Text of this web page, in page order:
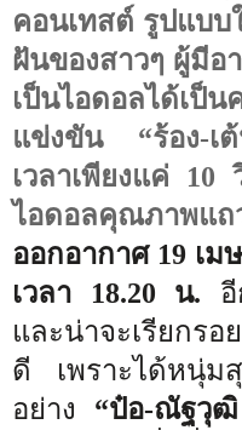
คอนเทสต์ รูปแบ
ฝันของสาวๆ ผู้มีอ
เป็นไอดอลได้เ
แข่งขัน “ร้อง-เ
เวลาเพียงแค่ 10
ไอดอลคุณภาพแถ
ออกอากาศ 19 เม
เวลา 18.20 น.
และน่าจะเรียกรอ
ดี เพราะได้หนุ่ม
อย่าง “ป๋อ-ณัฐวุ